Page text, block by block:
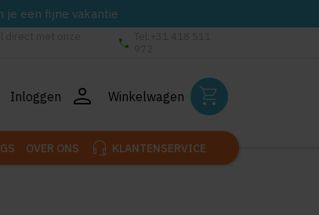
je een fijne vakantie
phone
Inloggen person Winkelwagen shopping_cart
OVER ONS headset_mic KLANTENSERVICE